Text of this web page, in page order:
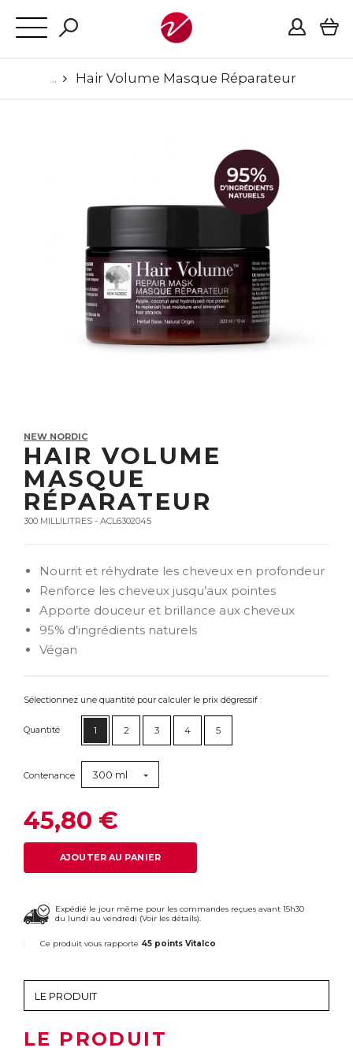
Hair Volume Masque Réparateur
NEW NORDIC
HAIR VOLUME
MASQUE
RÉPARATEUR
300 MILLILITRES - ACL6302045
Nourrit et réhydrate les cheveux en profondeur
Renforce les cheveux jusqu’aux pointes
Apporte douceur et brillance aux cheveux
95% d’ingrédients naturels
Végan
Sélectionnez une quantité pour calculer le prix dégressif :
Quantité 1 2 3 4 5
Contenance 300 ml
45,80 €
AJOUTER AU PANIER
Expédié le jour même pour les commandes reçues avant 15h30
du lundi au vendredi (Voir les détails).
Ce produit vous rapporte 45 points Vitalco
LE PRODUIT